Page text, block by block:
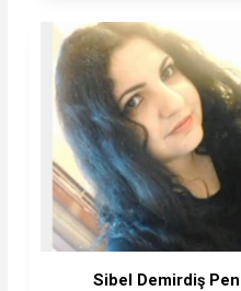
Sibel Demirdiş